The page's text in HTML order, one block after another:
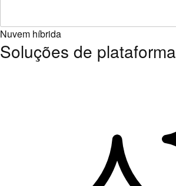
Nuvem híbrida
Soluções de plataforma